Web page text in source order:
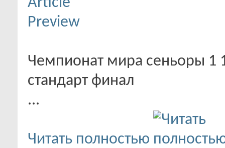
Чемпионат мира сеньоры 1
стандарт финал
...
Читать полностью